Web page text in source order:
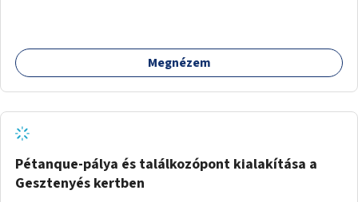
Megnézem
Pétanque-pálya és találkozópont kialakítása a
Gesztenyés kertben